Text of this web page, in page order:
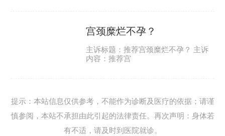
宫颈糜烂不孕？
主诉标题：推荐宫颈糜烂不孕？ 主诉
内容：推荐宫
提示：本站信息仅供参考，不能作为诊断及医疗的依据；请谨
慎参阅，本站不承担由此引起的法律责任。再次声明：身体若
有不适，请及时到医院就诊。